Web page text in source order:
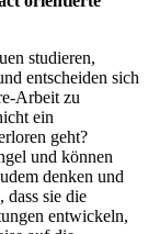
studieren,
entscheiden sich
Arbeit zu
ein
geht?
und können
denken und
dass sie die
entwickeln,